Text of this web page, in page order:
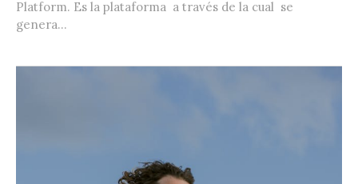
Platform. Es la plataforma a través de la cual se
genera...